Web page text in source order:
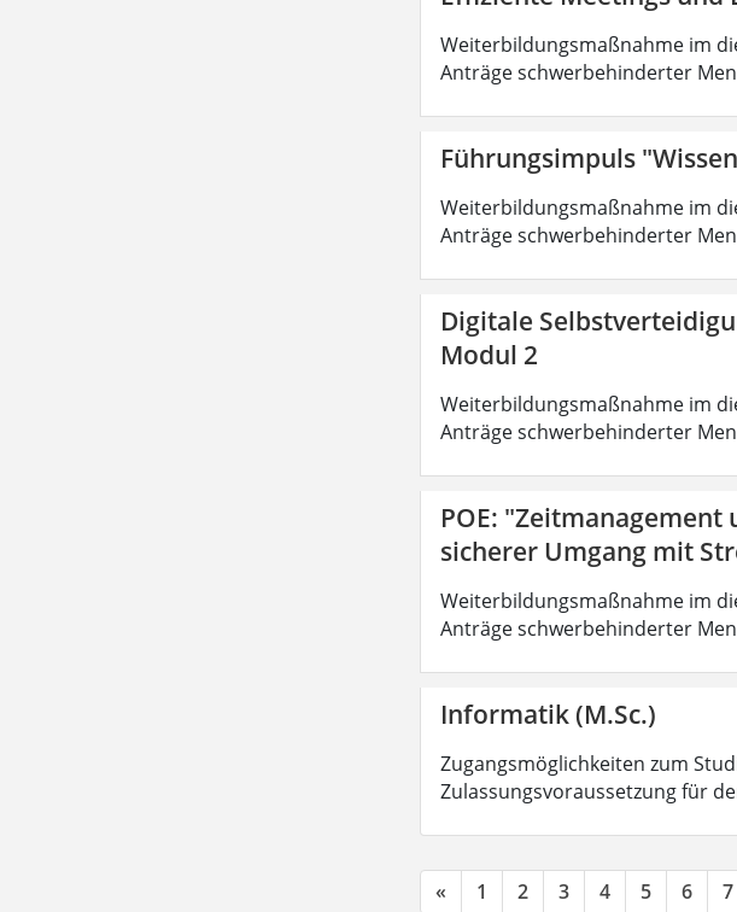
Weiterbildungsmaßnahme im
Anträge schwerbehinderter
Führungsimpuls
Weiterbildungsmaßnahme im
Anträge schwerbehinderter
Digitale
Modul 2
Weiterbildungsmaßnahme im
Anträge schwerbehinderter
POE:
sicherer Umgang mit
Weiterbildungsmaßnahme im
Anträge schwerbehinderter
Informatik (M.Sc.)
Zugangsmöglichkeiten zum
Zulassungsvoraussetzung für
« 1 2 3 4 5 6 7